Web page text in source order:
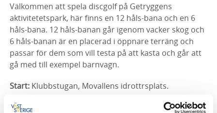
Välkommen att spela discgolf på Getryggens
aktivitetetspark, här finns en 12 håls-bana och en 6
håls-bana. 12 håls-banan går igenom vacker skog och
6 håls-banan är en placerad i öppnare terräng och
passar för dem som vill testa på att kasta och går att
gå med till exempel barnvagn.
Start: Klubbstugan, Movallens idrottrsplats.
Behöver du hyra discar?